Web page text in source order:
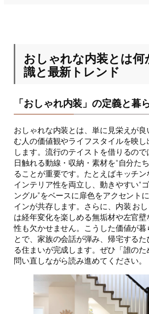
おしゃれな内装とは何
識と最新トレンド
「おしゃれ内装」の定義と暮
おしゃれな内装とは、単に見栄えが
む人の価値観やライフスタイルを映
します。流行のテイストを借りるの
日触れる動線・収納・素材を“自分た
ることが重要です。たとえばキッチ
インテリア性を両立し、動きやすい“
ングル”をベースに扉色をアクセント
インが共存します。さらに、内装 お
は経年変化を楽しめる無垢材や左官
性も欠かせません。こうした価値が
とで、家族の会話が弾み、帰宅する
る住まいが完成します。ぜひ「誰の
問い直しながら読み進めてください。